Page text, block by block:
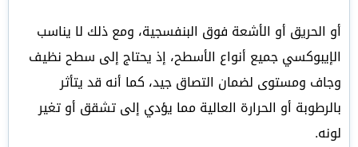
أو الحريق أو الأشعة فوق البنفسجية، ومع ذلك لا يناسب
الإيبوكسي جميع أنواع الأسطح، إذ يحتاج إلى سطح نظيف
وجاف ومستوى لضمان التصاق جيد، كما أنه قد يتأثر
بالرطوبة أو الحرارة العالية مما يؤدي إلى تشقق أو تغير
لونه.